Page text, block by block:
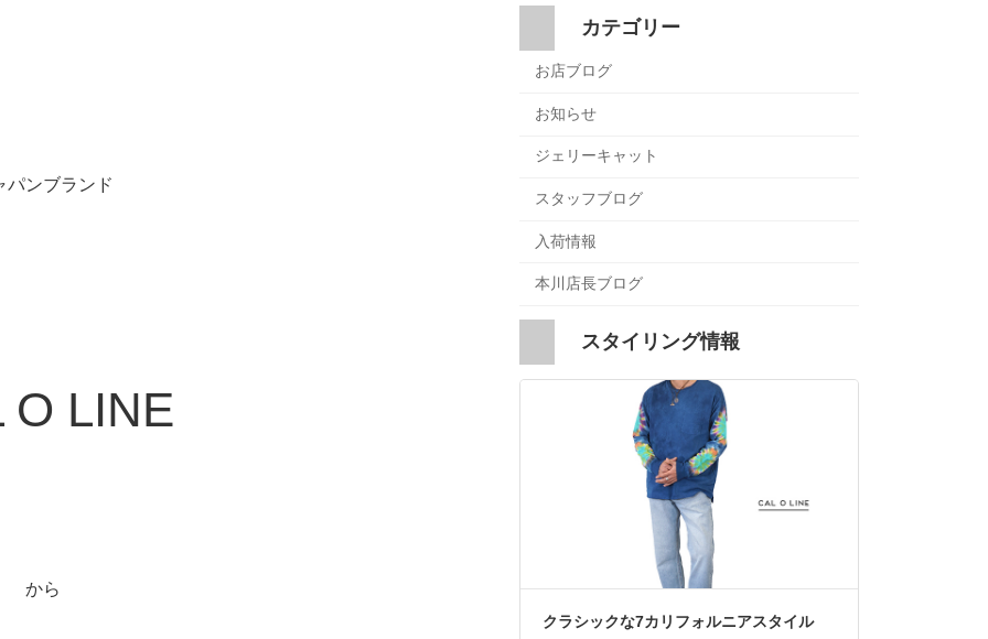
パンブランド
O LINE
から
カテゴリー
お店ブログ
お知らせ
ジェリーキャット
スタッフブログ
入荷情報
本川店長ブログ
スタイリング情報
クラシックな7カリフォルニアスタイル